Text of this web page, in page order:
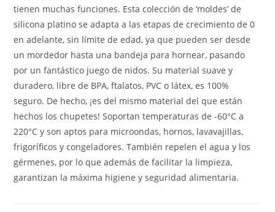
tienen muchas funciones. Esta colección de ‘moldes’ de
silicona platino se adapta a las etapas de crecimiento de 0
en adelante, sin límite de edad, ya que pueden ser desde
un mordedor hasta una bandeja para hornear, pasando
por un fantástico juego de nidos. Su material suave y
duradero, libre de BPA, ftalatos, PVC o látex, es 100%
seguro. De hecho, ¡es del mismo material del que están
hechos los chupetes! Soportan temperaturas de -60°C a
220°C y son aptos para microondas, hornos, lavavajillas,
frigoríficos y congeladores. También repelen el agua y los
gérmenes, por lo que además de facilitar la limpieza,
garantizan la máxima higiene y seguridad alimentaria.